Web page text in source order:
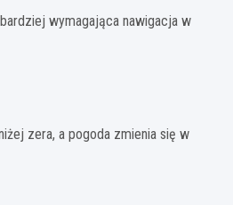
wymagająca nawigacja w
zera, a pogoda zmienia się w